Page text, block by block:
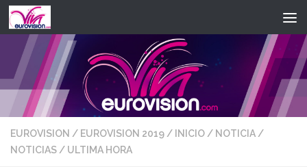
Saltar al contenido
EUROVISION / EUROVISION 2019/ INICIO/ NOTICIA/
NOTICIAS/ ULTIMA HORA